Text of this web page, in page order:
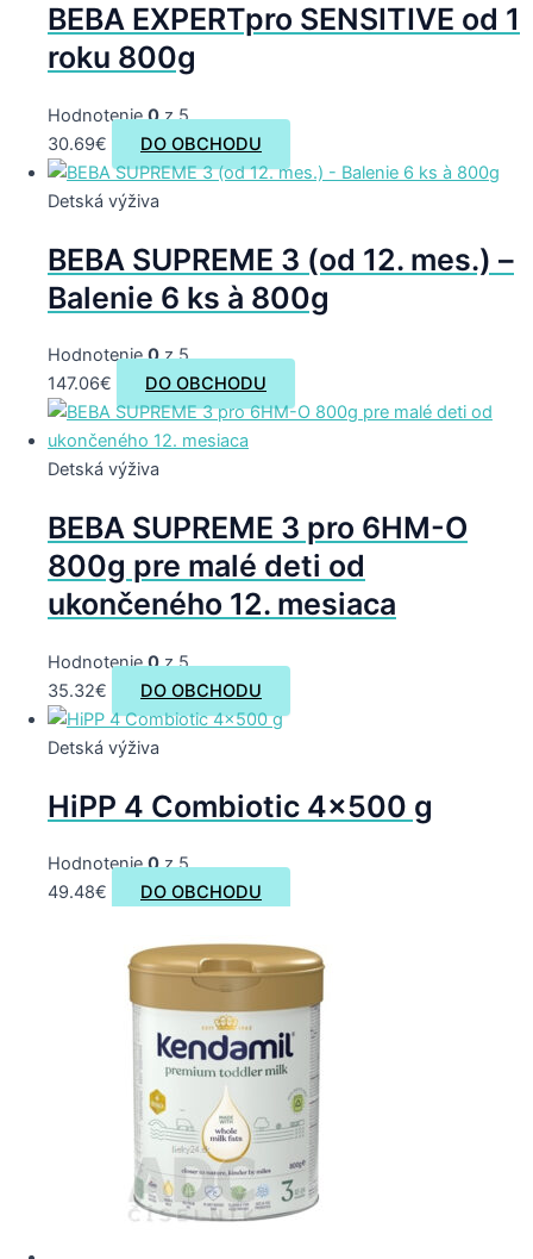
BEBA EXPERTpro SENSITIVE od 1
roku 800g
Hodnotenie0z 5
30.69€ DO OBCHODU
Detská výživa
BEBA SUPREME 3 (od 12. mes.) –
Balenie 6 ks à 800g
Hodnotenie0z 5
147.06€ DO OBCHODU
Detská výživa
BEBA SUPREME 3 pro 6HM-O
800g pre malé deti od
ukončeného 12. mesiaca
Hodnotenie0z 5
35.32€ DO OBCHODU
Detská výživa
HiPP 4 Combiotic 4×500 g
Hodnotenie0z 5
49.48€ DO OBCHODU